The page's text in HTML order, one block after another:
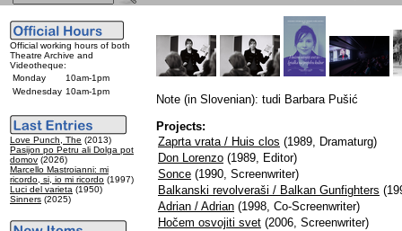
Official working hours of both
Theatre Archive and
Videotheque:
Monday
10am-1pm
Wednesday 10am-1pm
Love Punch, The (2013)
Pasijon po Petru ali Dolga pot
domov (2026)
Marcello Mastroianni: mi
ricordo, si, io mi ricordo (1997)
Luci del varieta (1950)
Sinners (2025)
Note (in Slovenian): tudi Barbara Pušić
Projects:
Zaprta vrata / Huis clos (1989, Dramaturg)
Don Lorenzo (1989, Editor)
Sonce (1990, Screenwriter)
Balkanski revolveraši / Balkan Gunfighters
Adrian / Adrian (1998, Co-Screenwriter)
Hočem osvojiti svet (2006, Screenwriter)